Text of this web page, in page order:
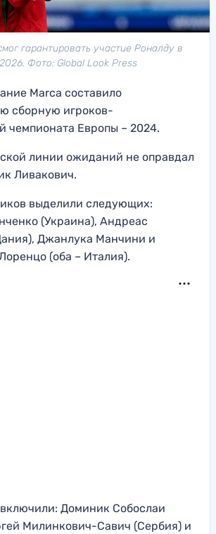
гарантировать участие Роналду в
Фото: Global Look Press
Marca составило
сборную игроков-
чемпионата Европы – 2024.
линии ожиданий не оправдал
Ливакович.
выделили следующих:
(Украина), Андреас
Джанлука Манчини и
(оба – Италия).
Доминик Собослаи
Милинкович-Савич (Сербия) и